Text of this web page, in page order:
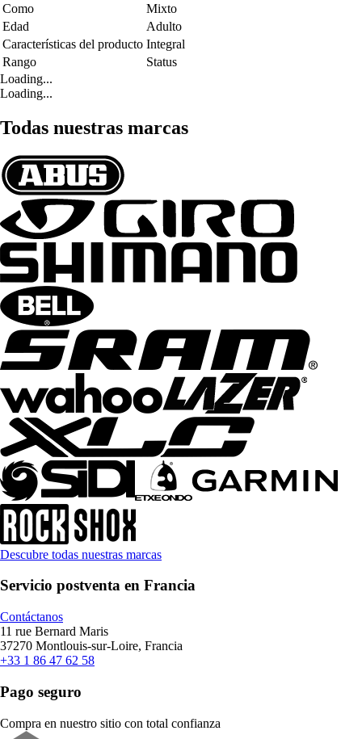
Como
Mixto
Edad
Adulto
Características del producto Integral
Rango
Status
Loading...
Loading...
Todas nuestras marcas
Descubre todas nuestras marcas
Servicio postventa en Francia
Contáctanos
11 rue Bernard Maris
37270 Montlouis-sur-Loire, Francia
+33 1 86 47 62 58
Pago seguro
Compra en nuestro sitio con total confianza